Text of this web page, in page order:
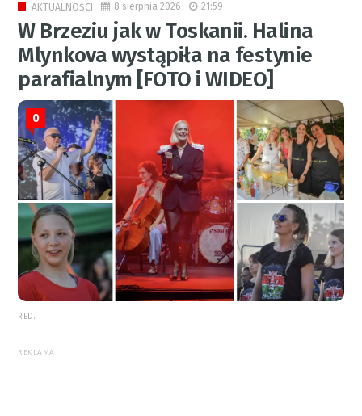
AKTUALNOŚCI 8 sierpnia 2026 21:59
W Brzeziu jak w Toskanii. Halina
Mlynkova wystąpiła na festynie
parafialnym [FOTO i WIDEO]
0
RED.
REKLAMA